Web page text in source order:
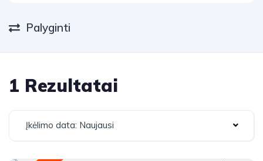
Palyginti
1 Rezultatai
Įkėlimo data: Naujausi